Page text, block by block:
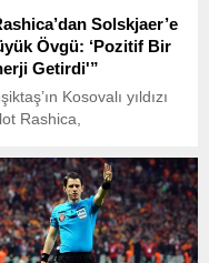
Solskjaer’e
Övgü: ‘Pozitif Bir
Getirdi'”
Kosovalı yıldızı
Rashica,
röportajda, sakatlık
formuna nasıl geri
ve takımının
teknik direktörü Ole
Solskjaer hakkında